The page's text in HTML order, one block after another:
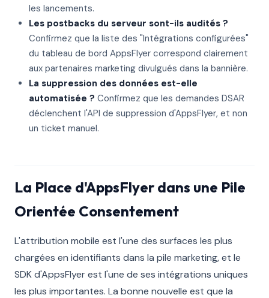
les lancements.
Les postbacks du serveur sont-ils audités ?
Confirmez que la liste des "Intégrations configurées"
du tableau de bord AppsFlyer correspond clairement
aux partenaires marketing divulgués dans la bannière.
La suppression des données est-elle
automatisée ? Confirmez que les demandes DSAR
déclenchent l'API de suppression d'AppsFlyer, et non
un ticket manuel.
La Place d'AppsFlyer dans une Pile
Orientée Consentement
L'attribution mobile est l'une des surfaces les plus
chargées en identifiants dans la pile marketing, et le
SDK d'AppsFlyer est l'une de ses intégrations uniques
les plus importantes. La bonne nouvelle est que la